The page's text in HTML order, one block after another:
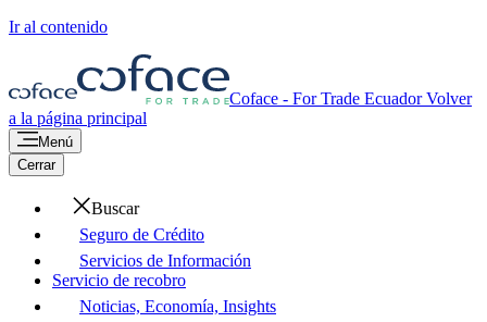
Ir al contenido
Coface - For Trade EcuadorVolver
a la página principal
Menú
Cerrar
Buscar
Seguro de Crédito
Servicios de Información
Servicio de recobro
Noticias, Economía, Insights